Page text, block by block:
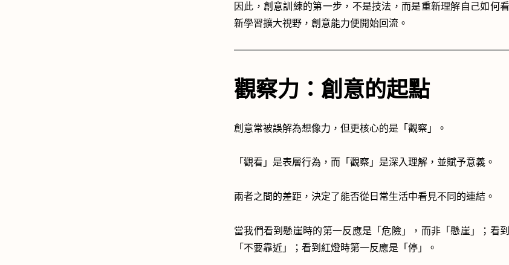
因此，創意訓練的第一步，不是技法，而是重新理解自己如何
新學習擴大視野，創意能力便開始回流。
觀察力：創意的起點
創意常被誤解為想像力，但更核心的是「觀察」。
「觀看」是表層行為，而「觀察」是深入理解，並賦予意義。
兩者之間的差距，決定了能否從日常生活中看見不同的連結。
當我們看到懸崖時的第一反應是「危險」，而非「懸崖」；看
「不要靠近」；看到紅燈時第一反應是「停」。